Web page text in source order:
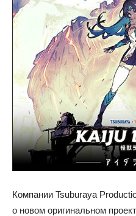
Компании Tsuburaya
о новом оригинальном